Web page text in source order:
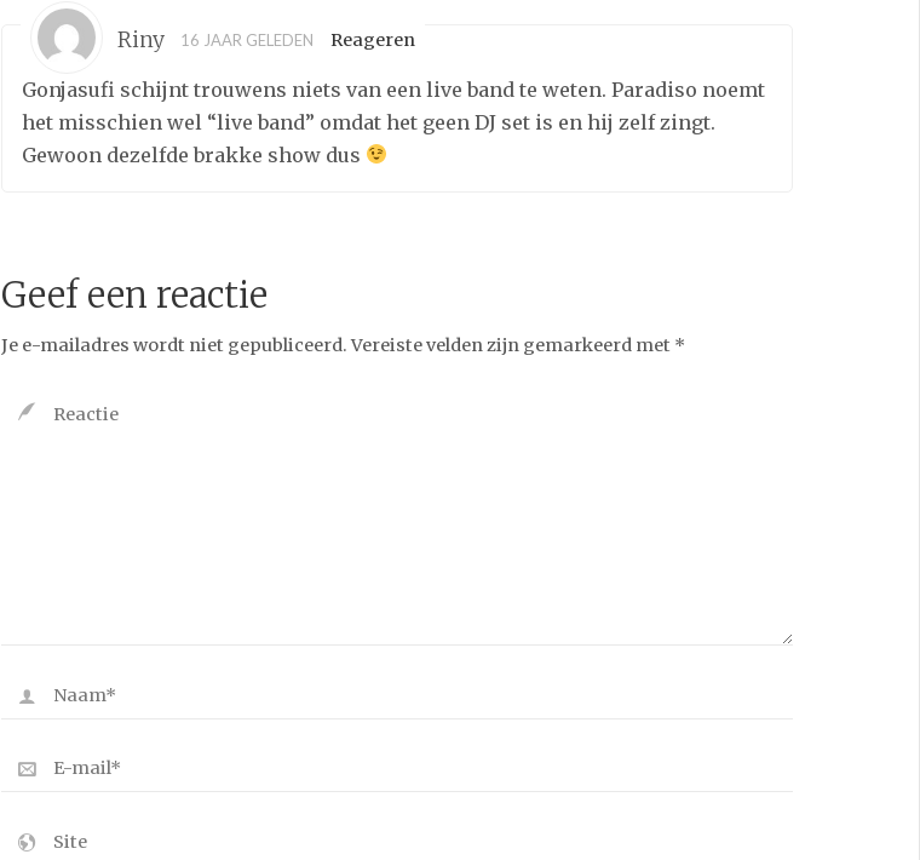
Riny 16 JAAR GELEDEN Reageren
Gonjasufi schijnt trouwens niets van een live band te weten. Paradiso noemt
het misschien wel “live band” omdat het geen DJ set is en hij zelf zingt.
Gewoon dezelfde brakke show dus
Geef een reactie
Je e-mailadres wordt niet gepubliceerd. Vereiste velden zijn gemarkeerd met *